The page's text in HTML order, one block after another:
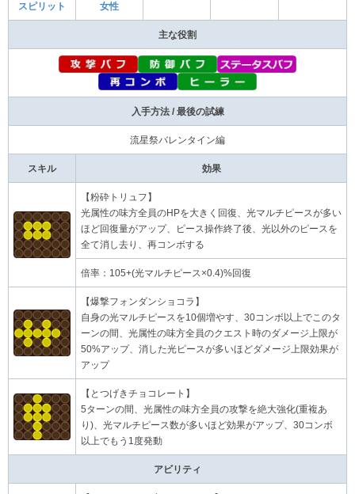
スピリット 女性
主な役割
入手方法 / 最後の試練
流星祭バレンタイン編
スキル 効果
【粉砕トリュフ】
光属性の味方全員のHPを大きく回復、光マルチピースが多い
ほど回復量がアップ、ピース操作終了後、光以外のピースを
全て消し去り、再コンボする
倍率：105+(光マルチピース×0.4)%回復
【爆撃フォンダンショコラ】
自身の光マルチピースを10個増やす、30コンボ以上でこのタ
ーンの間、光属性の味方全員のクエスト時のダメージ上限が
50%アップ、消した光ピースが多いほどダメージ上限効果が
アップ
【とつげきチョコレート】
5ターンの間、光属性の味方全員の攻撃を絶大強化(重複あ
り)、光マルチピース数が多いほど効果がアップ、30コンボ
以上でもう1度発動
アビリティ